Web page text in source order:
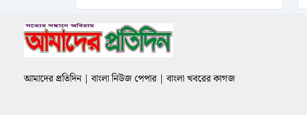
আমাদের প্রতিদিন | বাংলা নিউজ পেপার | বাংলা খবরের কাগজ